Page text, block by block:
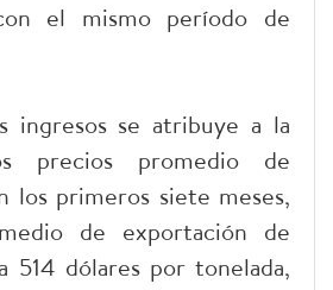
el mismo período de
ingresos se atribuye a la
precios promedio de
los primeros siete meses,
de exportación de
514 dólares por tonelada,